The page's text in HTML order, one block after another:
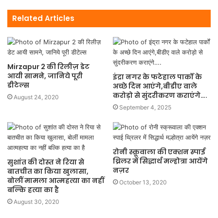
Related Articles
Mirzapur 2 की रिलीज़ डेट
आयी सामने, जानिये पूरी
डीटेल्स
August 24, 2020
इंद्रा नगर के फटेहाल पार्कों के
अच्छे दिन आएंगे,बीडीए वाले
करोड़ो से सुंदरीकरण कराएंगे….
September 4, 2025
सुशांत की दोस्त ने रिया से
बातचीत का किया खुलासा,
बोलीं मामला आत्महत्या का नहीं
बल्कि हत्या का है
August 30, 2020
रोनी स्क्रूवाला की एक्शन स्पाई
थ्रिलर में सिद्धार्थ मल्होत्रा ​​आयेंगे
नज़र
October 13, 2020